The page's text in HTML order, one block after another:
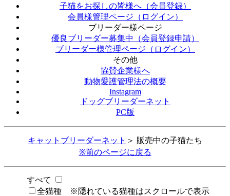
子猫をお探しの皆様へ（会員登録）
会員様管理ページ（ログイン）
ブリーダー様ページ
優良ブリーダー募集中（会員登録申請）
ブリーダー様管理ページ（ログイン）
その他
協賛企業様へ
動物愛護管理法の概要
Instagram
ドッグブリーダーネット
PC版
キャットブリーダーネット ＞ 販売中の子猫たち
※前のページに戻る
すべて
全猫種 ※隠れている猫種はスクロールで表示